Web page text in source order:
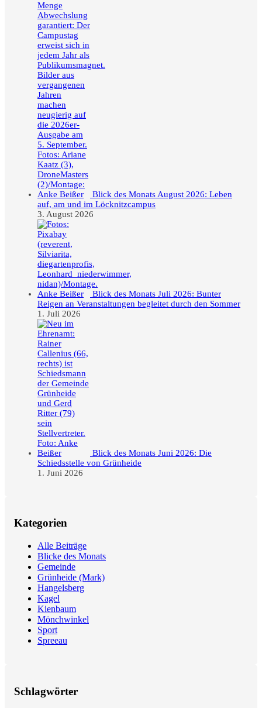
Blick des Monats August 2026: Leben
auf, am und im Löcknitzcampus
3. August 2026
Blick des Monats Juli 2026: Bunter
Reigen an Veranstaltungen begleitet durch den Sommer
1. Juli 2026
Blick des Monats Juni 2026: Die
Schiedsstelle von Grünheide
1. Juni 2026
Kategorien
Alle Beiträge
Blicke des Monats
Gemeinde
Grünheide (Mark)
Hangelsberg
Kagel
Kienbaum
Mönchwinkel
Sport
Spreeau
Schlagwörter